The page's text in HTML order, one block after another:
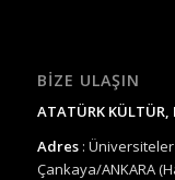
BIZE ULAŞIN
ATATÜRK KÜLTÜR,
Adres : Üniversiteler
Çankaya/ANKARA